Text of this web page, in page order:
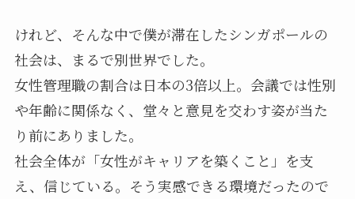
けれど、そんな中で僕が滞在したシンガポールの
社会は、まるで別世界でした。
女性管理職の割合は日本の3倍以上。会議では性別
や年齢に関係なく、堂々と意見を交わす姿が当た
り前にありました。
社会全体が「女性がキャリアを築くこと」を支
え、信じている。そう実感できる環境だったので